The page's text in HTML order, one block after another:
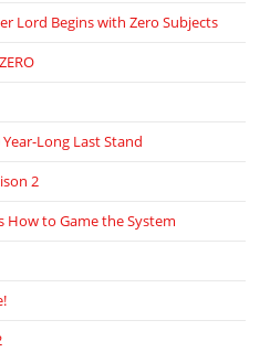
Lord Begins with Zero Subjects
Long Last Stand
2
How to Game the System